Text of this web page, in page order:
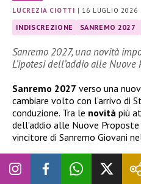
LUCREZIA CIOTTI | 16 LUGLIO 2026
INDISCREZIONE SANREMO 2027
Sanremo 2027, una novità
L’ipotesi dell’addio alle Nuove
Sanremo 2027 verso una
cambiare volto con l’arrivo di
conduzione. Tra le novità più
dell’addio alle Nuove
vincitore di Sanremo Giovani
Sanremo 2027, novità